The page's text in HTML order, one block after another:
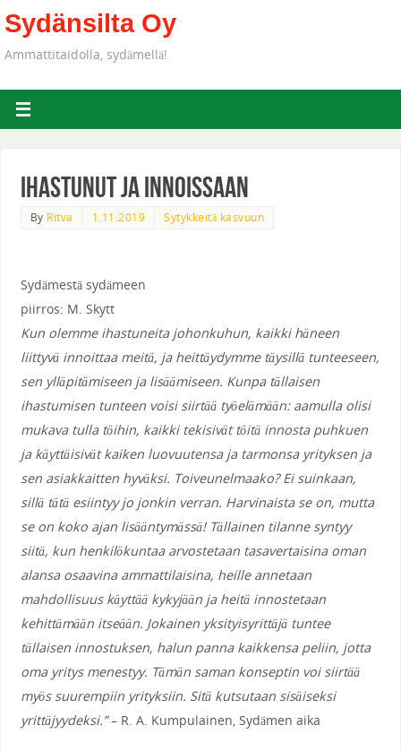
Sydänsilta Oy
Ammattitaidolla, sydämellä!
Ihastunut ja innoissaan
By Ritva 1.11.2019 Sytykkeitä kasvuun
Sydämestä sydämeen
piirros: M. Skytt
Kun olemme ihastuneita johonkuhun, kaikki häneen
liittyvä innoittaa meitä, ja heittäydymme täysillä tunteeseen,
sen ylläpitämiseen ja lisäämiseen. Kunpa tällaisen
ihastumisen tunteen voisi siirtää työelämään: aamulla olisi
mukava tulla töihin, kaikki tekisivät töitä innosta puhkuen
ja käyttäisivät kaiken luovuutensa ja tarmonsa yrityksen ja
sen asiakkaitten hyväksi. Toiveunelmaako? Ei suinkaan,
sillä tätä esiintyy jo jonkin verran. Harvinaista se on, mutta
se on koko ajan lisääntymässä! Tällainen tilanne syntyy
siitä, kun henkilökuntaa arvostetaan tasavertaisina oman
alansa osaavina ammattilaisina, heille annetaan
mahdollisuus käyttää kykyjään ja heitä innostetaan
kehittämään itseään. Jokainen yksityisyrittäjä tuntee
tällaisen innostuksen, halun panna kaikkensa peliin, jotta
oma yritys menestyy. Tämän saman konseptin voi siirtää
myös suurempiin yrityksiin. Sitä kutsutaan sisäiseksi
yrittäjyydeksi.”– R. A. Kumpulainen, Sydämen aika